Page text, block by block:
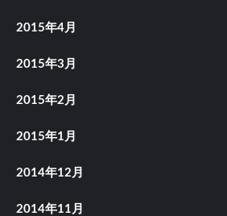
2015年4月
2015年3月
2015年2月
2015年1月
2014年12月
2014年11月